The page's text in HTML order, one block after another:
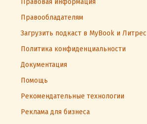
Правовая информация
Правообладателям
Загрузить подкаст в MyBook и Литрес
Политика конфиденциальности
Документация
Помощь
Рекомендательные технологии
Реклама для бизнеса